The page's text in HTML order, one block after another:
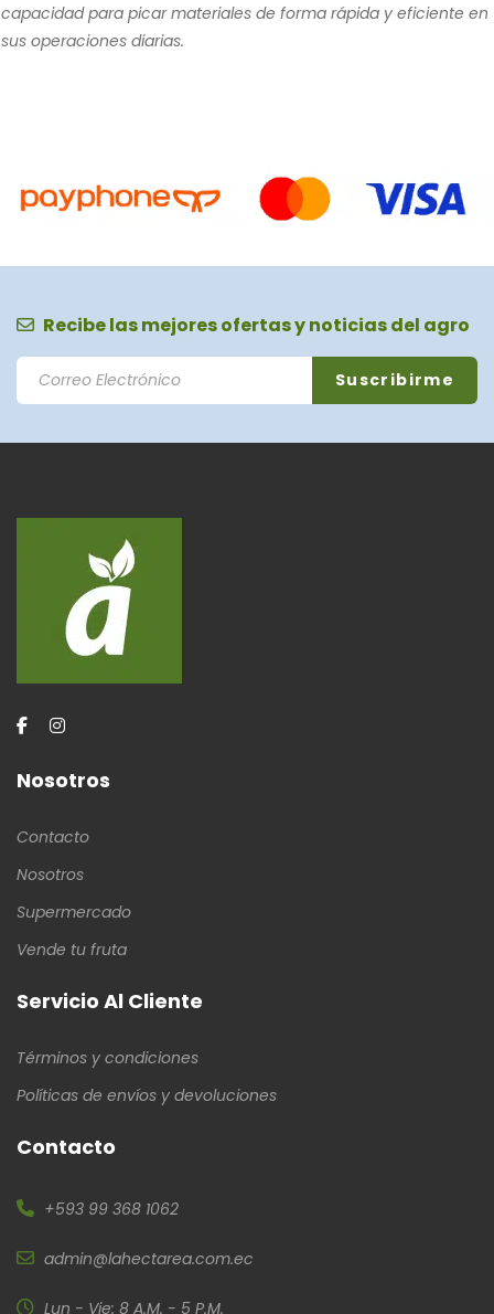
capacidad para picar materiales de forma rápida y eficiente en
sus operaciones diarias.
Recibe las mejores ofertas y noticias del agro
Nosotros
Contacto
Nosotros
Supermercado
Vende tu fruta
Servicio Al Cliente
Términos y condiciones
Políticas de envíos y devoluciones
Contacto
+593 99 368 1062
admin@lahectarea.com.ec
Lun - Vie: 8 A.M. - 5 P.M.